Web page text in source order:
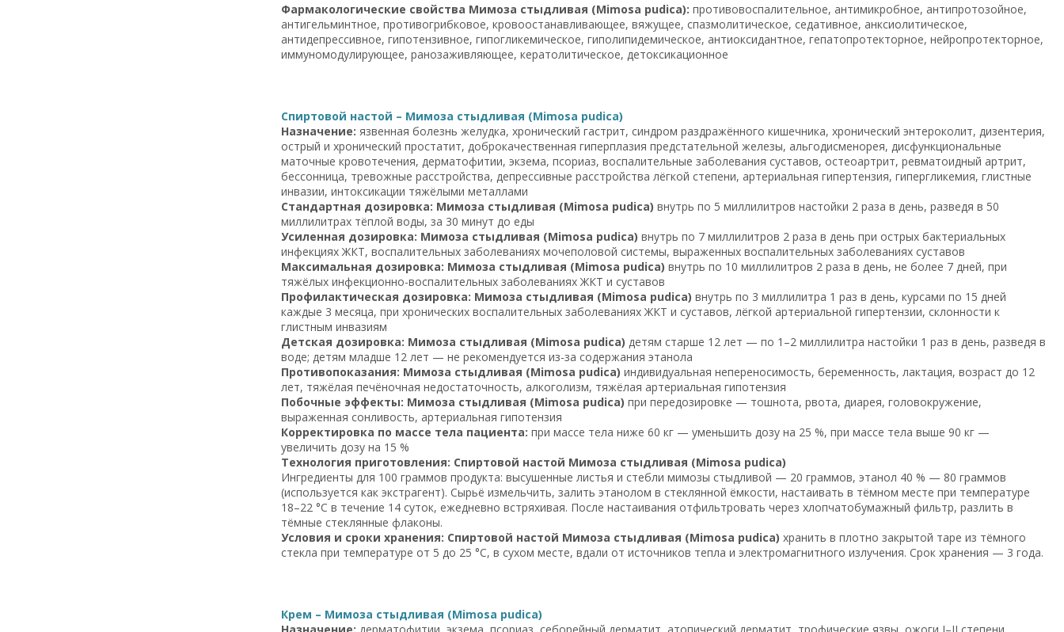
Фармакологические свойства Мимоза стыдливая (Mimosa pudica): противовоспалительное, антимикробное, антипротозойное,
антигельминтное, противогрибковое, кровоостанавливающее, вяжущее, спазмолитическое, седативное, анксиолитическое,
антидепрессивное, гипотензивное, гипогликемическое, гиполипидемическое, антиоксидантное, гепатопротекторное, нейропротекторное,
иммуномодулирующее, ранозаживляющее, кератолитическое, детоксикационное
Спиртовой настой – Мимоза стыдливая (Mimosa pudica)
Назначение: язвенная болезнь желудка, хронический гастрит, синдром раздражённого кишечника, хронический энтероколит, дизентерия,
острый и хронический простатит, доброкачественная гиперплазия предстательной железы, альгодисменорея, дисфункциональные
маточные кровотечения, дерматофитии, экзема, псориаз, воспалительные заболевания суставов, остеоартрит, ревматоидный артрит,
бессонница, тревожные расстройства, депрессивные расстройства лёгкой степени, артериальная гипертензия, гипергликемия, глистные
инвазии, интоксикации тяжёлыми металлами
Стандартная дозировка: Мимоза стыдливая (Mimosa pudica) внутрь по 5 миллилитров настойки 2 раза в день, разведя в 50
миллилитрах тёплой воды, за 30 минут до еды
Усиленная дозировка: Мимоза стыдливая (Mimosa pudica) внутрь по 7 миллилитров 2 раза в день при острых бактериальных
инфекциях ЖКТ, воспалительных заболеваниях мочеполовой системы, выраженных воспалительных заболеваниях суставов
Максимальная дозировка: Мимоза стыдливая (Mimosa pudica) внутрь по 10 миллилитров 2 раза в день, не более 7 дней, при
тяжёлых инфекционно-воспалительных заболеваниях ЖКТ и суставов
Профилактическая дозировка: Мимоза стыдливая (Mimosa pudica) внутрь по 3 миллилитра 1 раз в день, курсами по 15 дней
каждые 3 месяца, при хронических воспалительных заболеваниях ЖКТ и суставов, лёгкой артериальной гипертензии, склонности к
глистным инвазиям
Детская дозировка: Мимоза стыдливая (Mimosa pudica) детям старше 12 лет — по 1–2 миллилитра настойки 1 раз в день, разведя в
воде; детям младше 12 лет — не рекомендуется из-за содержания этанола
Противопоказания: Мимоза стыдливая (Mimosa pudica) индивидуальная непереносимость, беременность, лактация, возраст до 12
лет, тяжёлая печёночная недостаточность, алкоголизм, тяжёлая артериальная гипотензия
Побочные эффекты: Мимоза стыдливая (Mimosa pudica) при передозировке — тошнота, рвота, диарея, головокружение,
выраженная сонливость, артериальная гипотензия
Корректировка по массе тела пациента: при массе тела ниже 60 кг — уменьшить дозу на 25 %, при массе тела выше 90 кг —
увеличить дозу на 15 %
Технология приготовления: Спиртовой настой Мимоза стыдливая (Mimosa pudica)
Ингредиенты для 100 граммов продукта: высушенные листья и стебли мимозы стыдливой — 20 граммов, этанол 40 % — 80 граммов
(используется как экстрагент). Сырьё измельчить, залить этанолом в стеклянной ёмкости, настаивать в тёмном месте при температуре
18–22 °C в течение 14 суток, ежедневно встряхивая. После настаивания отфильтровать через хлопчатобумажный фильтр, разлить в
тёмные стеклянные флаконы.
Условия и сроки хранения: Спиртовой настой Мимоза стыдливая (Mimosa pudica) хранить в плотно закрытой таре из тёмного
стекла при температуре от 5 до 25 °C, в сухом месте, вдали от источников тепла и электромагнитного излучения. Срок хранения — 3 года.
Крем – Мимоза стыдливая (Mimosa pudica)
Назначение: дерматофитии, экзема, псориаз, себорейный дерматит, атопический дерматит, трофические язвы, ожоги I–II степени,